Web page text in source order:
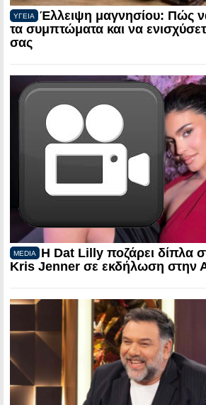
ΥΓΕΙΑ
Έλλειψη μαγνησίου: Πώς
τα συμπτώματα και να
σας
MEDIA
Η Dat Lilly ποζάρει δίπλα
Kris Jenner σε εκδήλωση στην